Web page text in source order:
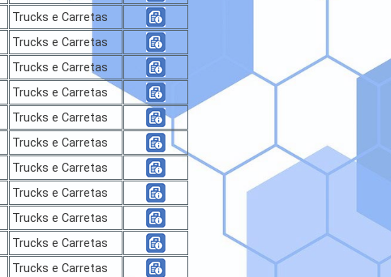
Trucks e Carretas
Trucks e Carretas
Trucks e Carretas
Trucks e Carretas
Trucks e Carretas
Trucks e Carretas
Trucks e Carretas
Trucks e Carretas
Trucks e Carretas
Trucks e Carretas
Trucks e Carretas